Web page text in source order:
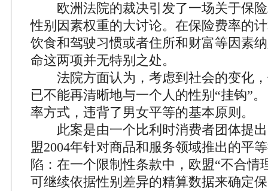
欧洲法院的裁决引发了一场关于保险
性别因素权重的大讨论。在保险费率的
饮食和驾驶习惯或者住所和财富等因素
命这两项并无特别之处。
法院方面认为，考虑到社会的变化，
已不能再清晰地与一个人的性别“挂钩”
率方式，违背了男女平等的基本原则。
此案是由一个比利时消费者团体提出
盟2004年针对商品和服务领域推出的平
陷：在一个限制性条款中，欧盟“不合情
可继续依据性别差异的精算数据来确定